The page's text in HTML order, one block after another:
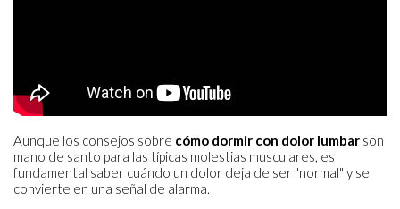
Aunque los consejos sobre cómo dormir con dolor lumbar son
mano de santo para las típicas molestias musculares, es
fundamental saber cuándo un dolor deja de ser "normal" y se
convierte en una señal de alarma.